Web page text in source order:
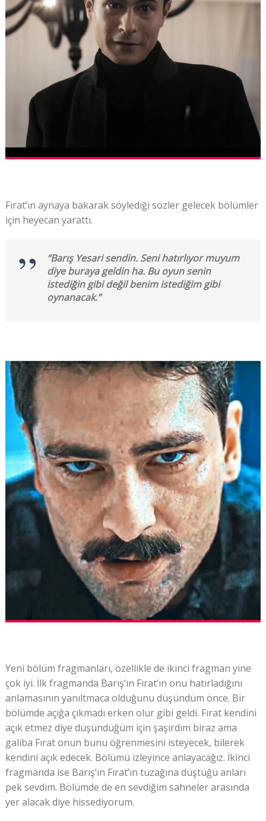
Fırat’ın aynaya bakarak söylediği sözler gelecek bölümler
için heyecan yarattı.
“Barış Yesari sendin. Seni hatırlıyor muyum
diye buraya geldin ha. Bu oyun senin
istediğin gibi değil benim istediğim gibi
oynanacak.”
Yeni bölüm fragmanları, özellikle de ikinci fragman yine
çok iyi. İlk fragmanda Barış’ın Fırat’ın onu hatırladığını
anlamasının yanıltmaca olduğunu düşündüm önce. Bir
bölümde açığa çıkmadı erken olur gibi geldi. Fırat kendini
açık etmez diye düşündüğüm için şaşırdım biraz ama
galiba Fırat onun bunu öğrenmesini isteyecek, bilerek
kendini açık edecek. Bölümü izleyince anlayacağız. İkinci
fragmanda ise Barış’ın Fırat’ın tuzağına düştüğü anları
pek sevdim. Bölümde de en sevdiğim sahneler arasında
yer alacak diye hissediyorum.